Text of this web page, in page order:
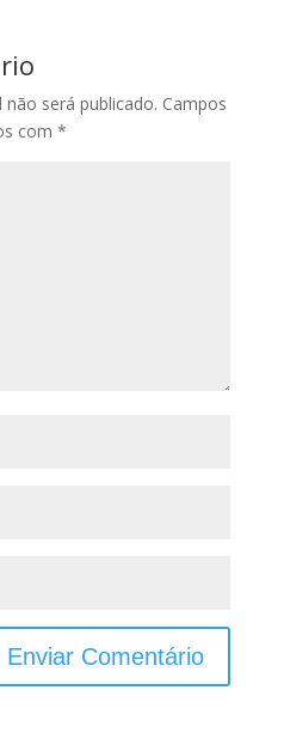
será publicado. Campos
com *